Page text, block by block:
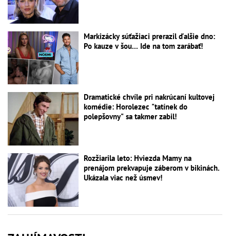
Markizácky súťažiaci prerazil ďalšie dno:
Po kauze v šou... Ide na tom zarábať!
Dramatické chvíle pri nakrúcaní kultovej
komédie: Horolezec "tatínek do
polepšovny" sa takmer zabil!
Rozžiarila leto: Hviezda Mamy na
prenájom prekvapuje záberom v bikinách.
Ukázala viac než úsmev!